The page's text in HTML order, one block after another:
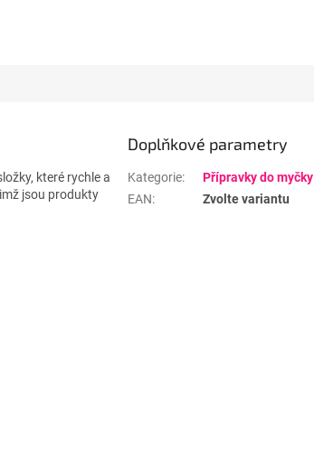
které rychle a
jsou produkty
Doplňkové parametry
Kategorie:
Přípravky do myčky
EAN: Zvolte variantu